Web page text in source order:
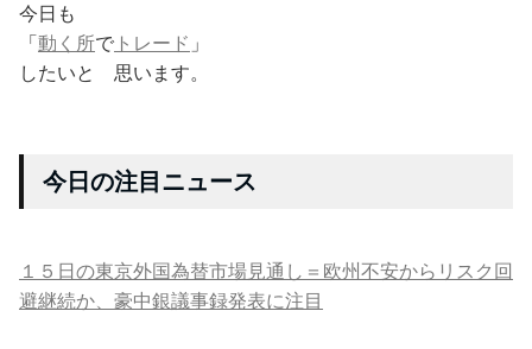
今日も
「動く所で トレード 」
したいと 思います。
今日の注目ニュース
１５日の東京外国為替市場見通し＝欧州不安からリスク回
避継続か、豪中銀議事録発表に注目